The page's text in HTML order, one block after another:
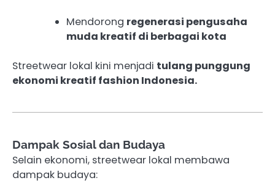
Mendorong regenerasi pengusaha
muda kreatif di berbagai kota
Streetwear lokal kini menjadi tulang punggung
ekonomi kreatif fashion Indonesia.
Dampak Sosial dan Budaya
Selain ekonomi, streetwear lokal membawa
dampak budaya: